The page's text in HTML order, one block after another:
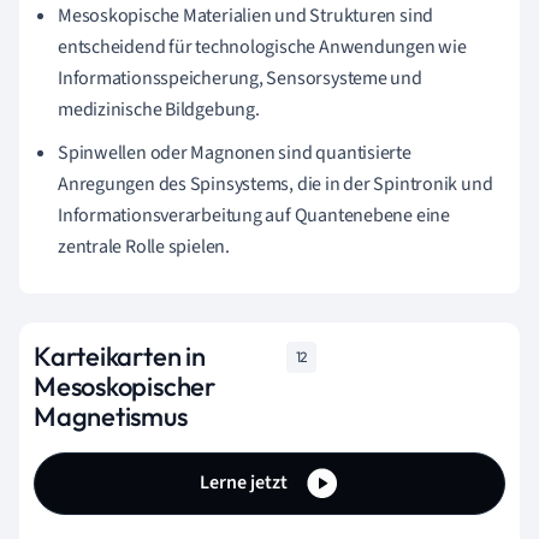
Mesoskopische Materialien und Strukturen sind
entscheidend für technologische Anwendungen wie
Informationsspeicherung, Sensorsysteme und
medizinische Bildgebung.
Spinwellen oder Magnonen sind quantisierte
Anregungen des Spinsystems, die in der Spintronik und
Informationsverarbeitung auf Quantenebene eine
zentrale Rolle spielen.
Karteikarten in
Mesoskopischer
Magnetismus
12
Lerne jetzt